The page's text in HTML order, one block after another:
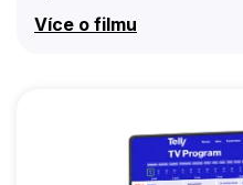
brána a vážně hrozí, že
Garyho poslat zpátky
nejdřív musí naučit čelit
nic nemusí být tak
Více o filmu